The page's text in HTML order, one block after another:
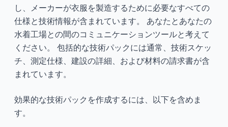
し、メーカーが衣服を製造するために必要なすべての
仕様と技術情報が含まれています。 あなたとあなたの
水着工場との間のコミュニケーションツールと考えて
ください。 包括的な技術パックには通常、技術スケッ
チ、測定仕様、建設の詳細、および材料の請求書が含
まれています。
効果的な技術パックを作成するには、以下を含めま
す。